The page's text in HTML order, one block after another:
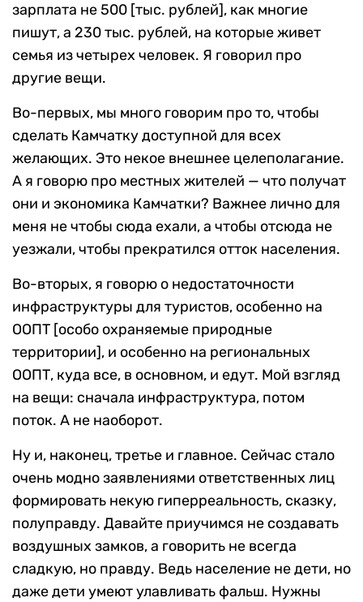
зарплата не 500 [тыс. рублей], как многие
пишут, а 230 тыс. рублей, на которые живет
семья из четырех человек. Я говорил про
другие вещи.
Во-первых, мы много говорим про то, чтобы
сделать Камчатку доступной для всех
желающих. Это некое внешнее целеполагание.
А я говорю про местных жителей — что получат
они и экономика Камчатки? Важнее лично для
меня не чтобы сюда ехали, а чтобы отсюда не
уезжали, чтобы прекратился отток населения.
Во-вторых, я говорю о недостаточности
инфраструктуры для туристов, особенно на
ООПТ [особо охраняемые природные
территории], и особенно на региональных
ООПТ, куда все, в основном, и едут. Мой взгляд
на вещи: сначала инфраструктура, потом
поток. А не наоборот.
Ну и, наконец, третье и главное. Сейчас стало
очень модно заявлениями ответственных лиц
формировать некую гиперреальность, сказку,
полуправду. Давайте приучимся не создавать
воздушных замков, а говорить не всегда
сладкую, но правду. Ведь население не дети, но
даже дети умеют улавливать фальш. Нужны